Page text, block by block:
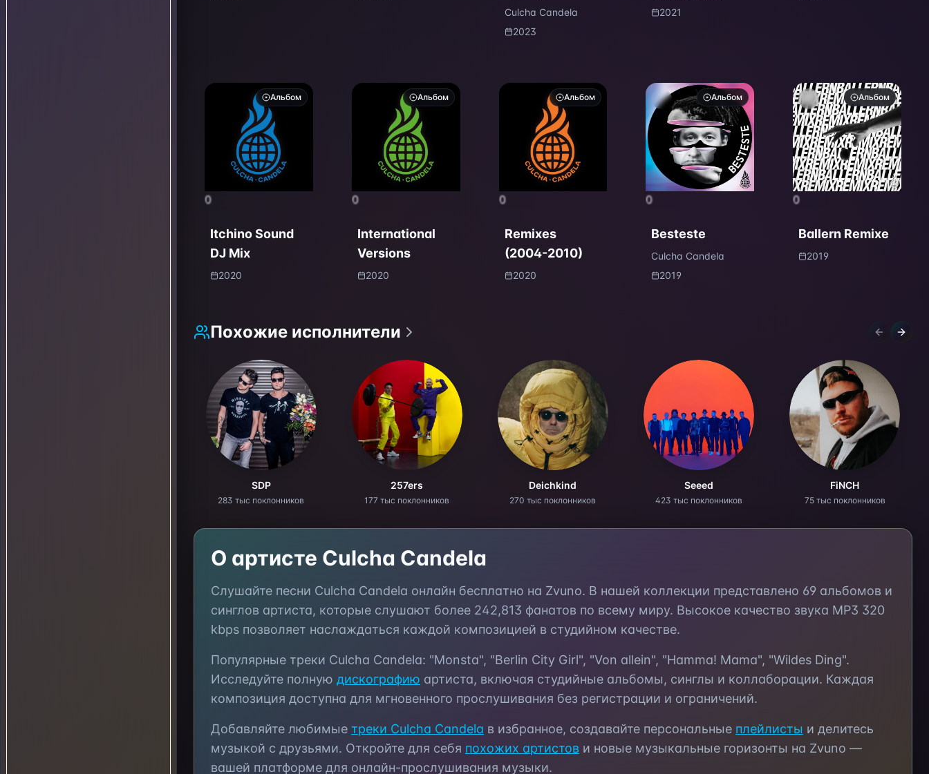
Culcha Candela
2023
2021
Альбом
0
Itchino Sound
DJ Mix
2020
Альбом
0
International
Versions
2020
Альбом
0
Remixes
(2004-2010)
2020
Альбом
0
Besteste
Culcha Candela
2019
Альбом
0
Ballern Remixe
2019
Похожие исполнители Previous
Next
SDP
283 тыс поклонников
257ers
177 тыс поклонников
Deichkind
270 тыс поклонников
Seeed
423 тыс поклонников
FiNCH
75 тыс поклонников
О артисте Culcha Candela
Слушайте песни Culcha Candela онлайн бесплатно на Zvuno. В нашей коллекции представлено 69 альбомов и
синглов артиста, которые слушают более 242,813 фанатов по всему миру. Высокое качество звука MP3 320
kbps позволяет наслаждаться каждой композицией в студийном качестве.
Популярные треки Culcha Candela: "Monsta", "Berlin City Girl", "Von allein", "Hamma! Mama", "Wildes Ding".
Исследуйте полную дискографию артиста, включая студийные альбомы, синглы и коллаборации. Каждая
композиция доступна для мгновенного прослушивания без регистрации и ограничений.
Добавляйте любимые треки Culcha Candela в избранное, создавайте персональные плейлисты и делитесь
музыкой с друзьями. Откройте для себя похожих артистов и новые музыкальные горизонты на Zvuno —
вашей платформе для онлайн-прослушивания музыки.